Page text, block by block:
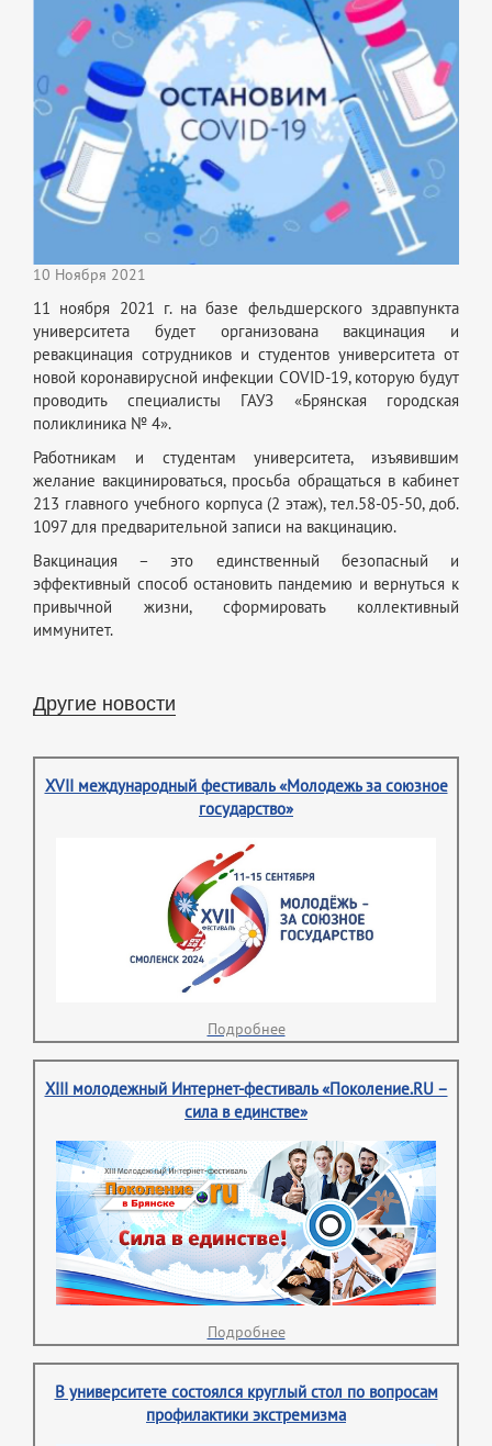
10 Ноября 2021
11 ноября 2021 г. на базе фельдшерского здравпункта
университета будет организована вакцинация и
ревакцинация сотрудников и студентов университета от
новой коронавирусной инфекции COVID-19, которую будут
проводить специалисты ГАУЗ «Брянская городская
поликлиника № 4».
Работникам и студентам университета, изъявившим
желание вакцинироваться, просьба обращаться в кабинет
213 главного учебного корпуса (2 этаж), тел.58-05-50, доб.
1097 для предварительной записи на вакцинацию.
Вакцинация – это единственный безопасный и
эффективный способ остановить пандемию и вернуться к
привычной жизни, сформировать коллективный
иммунитет.
Другие новости
XVII международный фестиваль «Молодежь за союзное
государство»
Подробнее
XIII молодежный Интернет-фестиваль «Поколение.RU –
сила в единстве»
Подробнее
В университете состоялся круглый стол по вопросам
профилактики экстремизма